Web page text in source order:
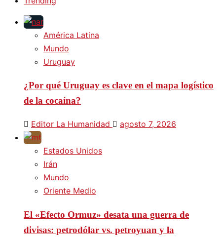
América Latina
Mundo
Uruguay
¿Por qué Uruguay es clave en el mapa logístico
de la cocaína?
Editor La Humanidad agosto 7, 2026
Estados Unidos
Irán
Mundo
Oriente Medio
El «Efecto Ormuz» desata una guerra de
divisas: petrodólar vs. petroyuan y la